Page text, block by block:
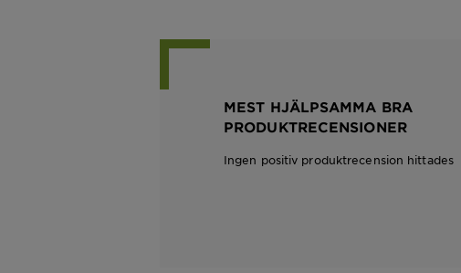
MEST HJÄLPSAMMA BRA
PRODUKTRECENSIONER
Ingen positiv produktrecension hittades